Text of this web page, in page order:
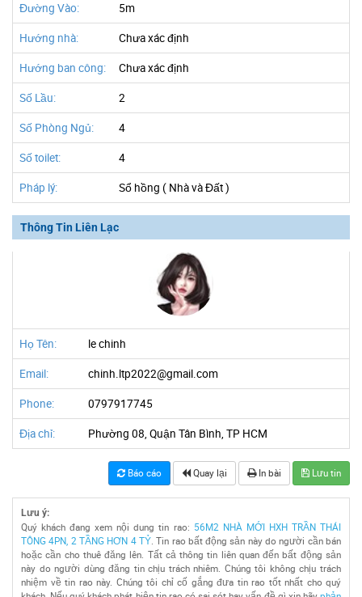
Đường Vào: 5m
Hướng nhà: Chưa xác định
Hướng ban công: Chưa xác định
Số Lầu: 2
Số Phòng Ngủ: 4
Số toilet: 4
Pháp lý: Sổ hồng ( Nhà và Đất )
Thông Tin Liên Lạc
Họ Tên: le chinh
Email: chinh.ltp2022@gmail.com
Phone: 0797917745
Địa chỉ: Phường 08, Quận Tân Bình, TP HCM
Báo cáo Quay lại In bài Lưu tin
Lưu ý:
Quý khách đang xem nội dung tin rao: 56M2 NHÀ MỚI HXH TRẦN THÁI
TÔNG 4PN, 2 TẦNG HƠN 4 TỶ. Tin rao bất động sản này do người cần bán
hoặc cần cho thuê đăng lên. Tất cả thông tin liên quan đến bất động sản
này do người dùng đăng tin chịu trách nhiêm. Chúng tôi không chịu trách
nhiệm về tin rao này. Chúng tôi chỉ cố gắng đưa tin rao tốt nhất cho quý